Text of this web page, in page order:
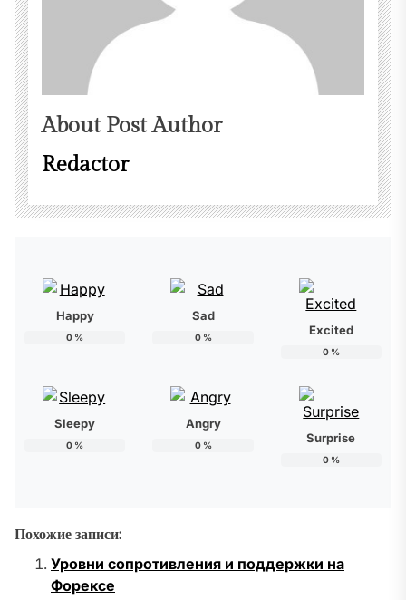
About Post Author
Redactor
Happy
0 %
Sad
0% Excited
0%
Sleepy
0 %
Angry
0% Surprise
0%
Похожие записи:
Уровни сопротивления и поддержки на
Форексе